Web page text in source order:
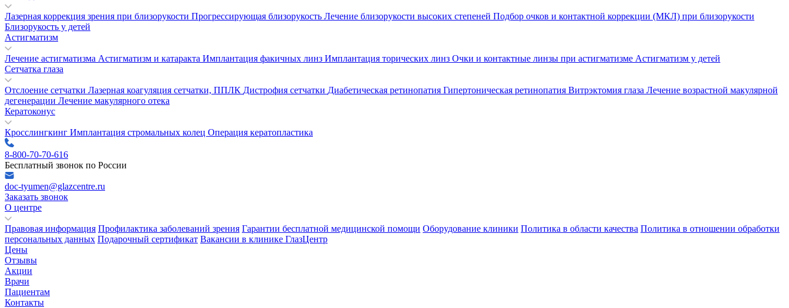
Лазерная коррекция зрения при близорукости Прогрессирующая близорукость Лечение близорукости высоких степеней Подбор очков и контактной коррекции (МКЛ) при близорукости
Близорукость у детей
Астигматизм
Лечение астигматизма Астигматизм и катаракта Имплантация факичных линз Имплантация торических линз Очки и контактные линзы при астигматизме Астигматизм у детей
Сетчатка глаза
Отслоение сетчатки Лазерная коагуляция сетчатки, ППЛК Дистрофия сетчатки Диабетическая ретинопатия Гипертоническая ретинопатия Витрэктомия глаза Лечение возрастной макулярной
дегенерации Лечение макулярного отека
Кератоконус
Кросслингкинг Имплантация стромальных колец Операция кератопластика
8-800-70-70-616
Бесплатный звонок по России
doc-tyumen@glazcentre.ru
Заказать звонок
О центре
Правовая информация Профилактика заболеваний зрения Гарантии бесплатной медицинской помощи Оборудование клиники Политика в области качества Политика в отношении обработки
персональных данных Подарочный сертификат Вакансии в клинике ГлазЦентр
Цены
Отзывы
Акции
Врачи
Пациентам
Контакты